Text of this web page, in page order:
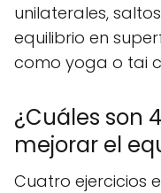
unilaterales,
equilibrio en
como yoga o tai
¿Cuáles son
mejorar el
Cuatro ejercicios